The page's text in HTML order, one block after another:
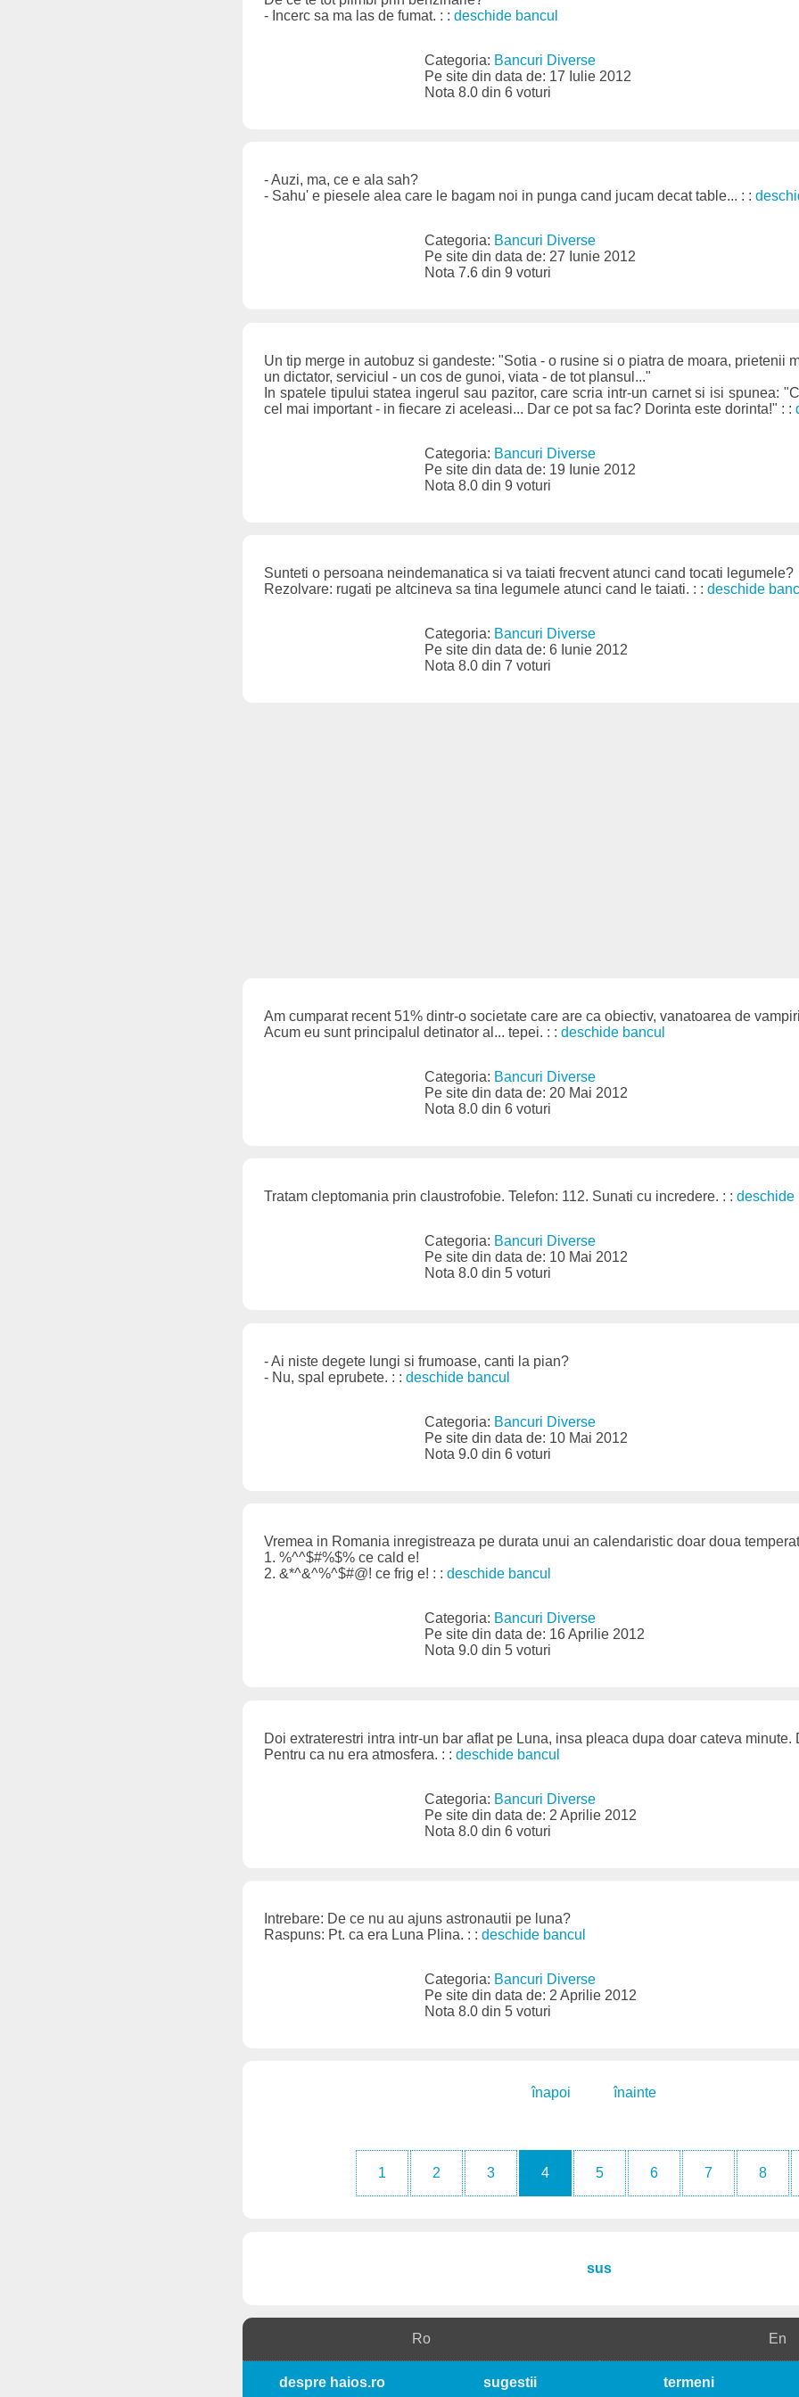
- Incerc sa ma las de fumat. : : deschide bancul
Categoria: Bancuri Diverse
Pe site din data de: 17 Iulie 2012
Nota 8.0 din 6 voturi
- Auzi, ma, ce e ala sah?
- Sahu' e piesele alea care le bagam noi in punga cand jucam decat table... : :
Categoria: Bancuri Diverse
Pe site din data de: 27 Iunie 2012
Nota 7.6 din 9 voturi
Un tip merge in autobuz si gandeste: "Sotia - o rusine si o piatra de moara, prietenii
un dictator, serviciul - un cos de gunoi, viata - de tot plansul..."
In spatele tipului statea ingerul sau pazitor, care scria intr-un carnet si isi spunea:
cel mai important - in fiecare zi aceleasi... Dar ce pot sa fac? Dorinta este dorinta!" : :
Categoria: Bancuri Diverse
Pe site din data de: 19 Iunie 2012
Nota 8.0 din 9 voturi
Sunteti o persoana neindemanatica si va taiati frecvent atunci cand tocati legumele?
Rezolvare: rugati pe altcineva sa tina legumele atunci cand le taiati. : : deschide
Categoria: Bancuri Diverse
Pe site din data de: 6 Iunie 2012
Nota 8.0 din 7 voturi
Am cumparat recent 51% dintr-o societate care are ca obiectiv, vanatoarea de
Acum eu sunt principalul detinator al... tepei. : : deschide bancul
Categoria: Bancuri Diverse
Pe site din data de: 20 Mai 2012
Nota 8.0 din 6 voturi
Tratam cleptomania prin claustrofobie. Telefon: 112. Sunati cu incredere. : : deschide
Categoria: Bancuri Diverse
Pe site din data de: 10 Mai 2012
Nota 8.0 din 5 voturi
- Ai niste degete lungi si frumoase, canti la pian?
- Nu, spal eprubete. : : deschide bancul
Categoria: Bancuri Diverse
Pe site din data de: 10 Mai 2012
Nota 9.0 din 6 voturi
Vremea in Romania inregistreaza pe durata unui an calendaristic doar doua
1. %^^$#%$% ce cald e!
2. &*^&^%^$#@! ce frig e! : : deschide bancul
Categoria: Bancuri Diverse
Pe site din data de: 16 Aprilie 2012
Nota 9.0 din 5 voturi
Doi extraterestri intra intr-un bar aflat pe Luna, insa pleaca dupa doar cateva minute.
Pentru ca nu era atmosfera. : : deschide bancul
Categoria: Bancuri Diverse
Pe site din data de: 2 Aprilie 2012
Nota 8.0 din 6 voturi
Intrebare: De ce nu au ajuns astronautii pe luna?
Raspuns: Pt. ca era Luna Plina. : : deschide bancul
Categoria: Bancuri Diverse
Pe site din data de: 2 Aprilie 2012
Nota 8.0 din 5 voturi
înapoi înainte
1 2 3 4 5 6 7 8
sus
Ro En
despre haios.ro sugestii termeni